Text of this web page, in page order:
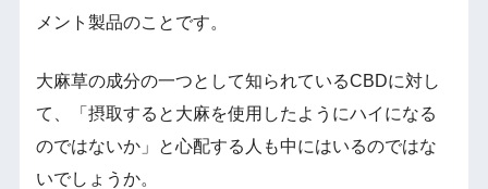
メント製品のことです。
大麻草の成分の一つとして知られているCBDに対し
て、「摂取すると大麻を使用したようにハイになる
のではないか」と心配する人も中にはいるのではな
いでしょうか。